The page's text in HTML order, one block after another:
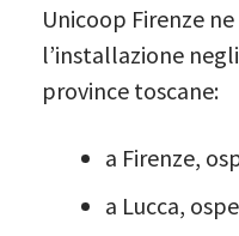
Unicoop Firenze
l’installazione
province toscane:
a Firenze,
a Lucca,